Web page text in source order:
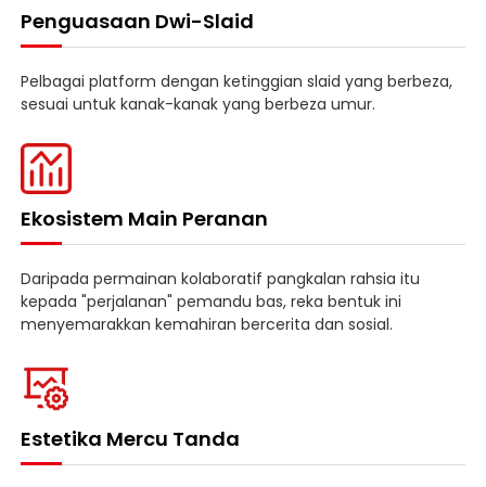
Penguasaan Dwi-Slaid
Pelbagai platform dengan ketinggian slaid yang berbeza,
sesuai untuk kanak-kanak yang berbeza umur.
Ekosistem Main Peranan
Daripada permainan kolaboratif pangkalan rahsia itu
kepada "perjalanan" pemandu bas, reka bentuk ini
menyemarakkan kemahiran bercerita dan sosial.
Estetika Mercu Tanda